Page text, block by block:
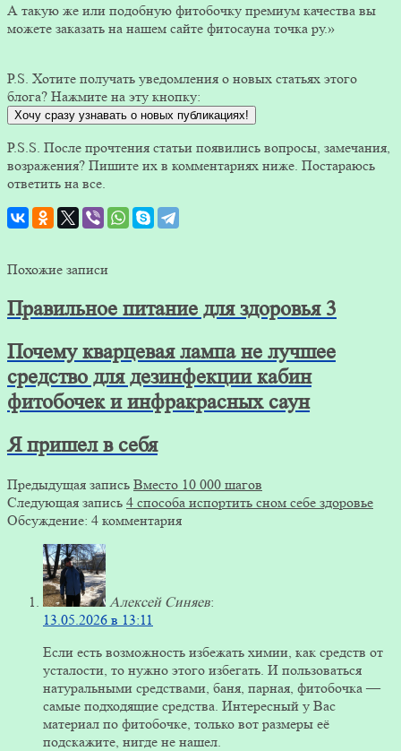
А такую же или подобную фитобочку премиум качества вы
можете заказать на нашем сайте фитосауна точка ру.»
P.S. Хотите получать уведомления о новых статьях этого
блога? Нажмите на эту кнопку:
Хочу сразу узнавать о новых публикациях!
P.S.S. После прочтения статьи появились вопросы, замечания,
возражения? Пишите их в комментариях ниже. Постараюсь
ответить на все.
Похожие записи
Правильное питание для здоровья 3
Почему кварцевая лампа не лучшее
средство для дезинфекции кабин
фитобочек и инфракрасных саун
Я пришел в себя
Предыдущая запись Вместо 10 000 шагов
Следующая запись 4 способа испортить сном себе здоровье
Обсуждение: 4 комментария
Алексей Синяев:
13.05.2026 в 13:11
Если есть возможность избежать химии, как средств от
усталости, то нужно этого избегать. И пользоваться
натуральными средствами, баня, парная, фитобочка —
самые подходящие средства. Интересный у Вас
материал по фитобочке, только вот размеры её
подскажите, нигде не нашел.